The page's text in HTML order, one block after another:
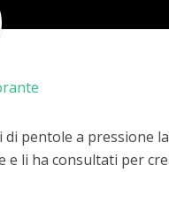
pentole a pressione
li ha consultati per